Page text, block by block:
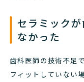
セラミック
なかった
歯科医師の技術不足
フィットしていない